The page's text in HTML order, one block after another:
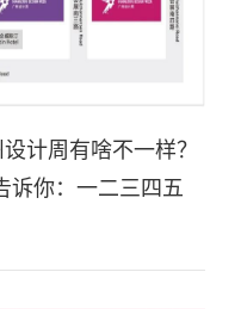
计周有啥不一样？
诉你：一二三四五